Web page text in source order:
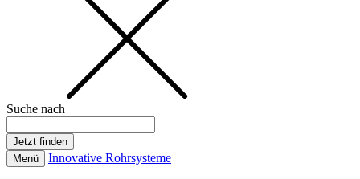
Suche nach
Menü Innovative Rohrsysteme